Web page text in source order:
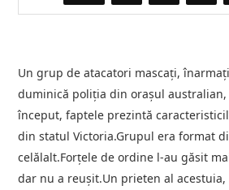
Un grup de atacatori mascaţi,
duminică poliţia din oraşul australian,
început, faptele prezintă
din statul Victoria.Grupul era format
celălalt.Forţele de ordine l-au găsit
dar nu a reuşit.Un prieten al